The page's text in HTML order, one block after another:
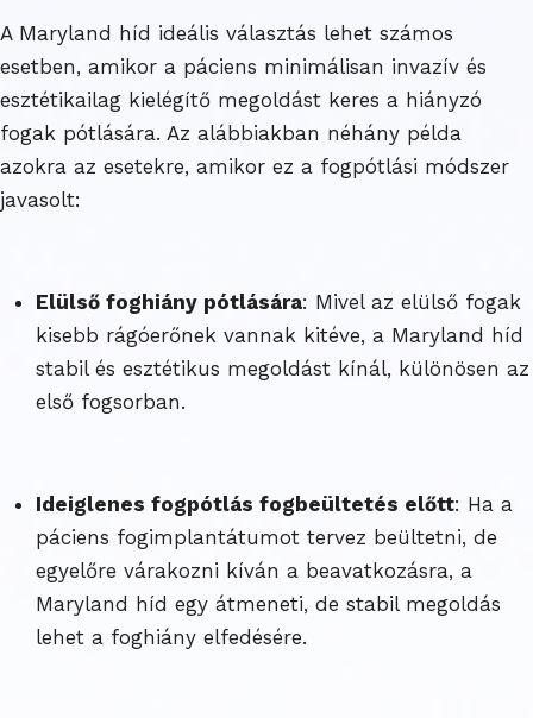
A Maryland híd ideális választás lehet számos
esetben, amikor a páciens minimálisan invazív és
esztétikailag kielégítő megoldást keres a hiányzó
fogak pótlására. Az alábbiakban néhány példa
azokra az esetekre, amikor ez a fogpótlási módszer
javasolt:
Elülső foghiány pótlására: Mivel az elülső fogak
kisebb rágóerőnek vannak kitéve, a Maryland híd
stabil és esztétikus megoldást kínál, különösen az
első fogsorban.
Ideiglenes fogpótlás fogbeültetés előtt: Ha a
páciens fogimplantátumot tervez beültetni, de
egyelőre várakozni kíván a beavatkozásra, a
Maryland híd egy átmeneti, de stabil megoldás
lehet a foghiány elfedésére.